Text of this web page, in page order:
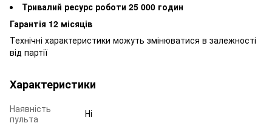
Тривалий ресурс роботи 25 000 годин
Гарантія 12 місяців
Технічні характеристики можуть змінюватися в залежності
від партії
Характеристики
Наявність
пульта
Ні